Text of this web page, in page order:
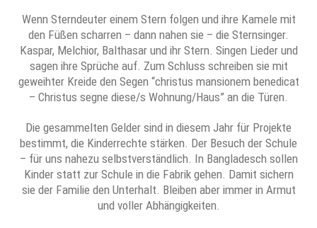
Wenn Sterndeuter einem Stern folgen und ihre Kamele mit
den Füßen scharren – dann nahen sie – die Sternsinger.
Kaspar, Melchior, Balthasar und ihr Stern. Singen Lieder und
sagen ihre Sprüche auf. Zum Schluss schreiben sie mit
geweihter Kreide den Segen “christus mansionem benedicat
– Christus segne diese/s Wohnung/Haus” an die Türen.
Die gesammelten Gelder sind in diesem Jahr für Projekte
bestimmt, die Kinderrechte stärken. Der Besuch der Schule
– für uns nahezu selbstverständlich. In Bangladesch sollen
Kinder statt zur Schule in die Fabrik gehen. Damit sichern
sie der Familie den Unterhalt. Bleiben aber immer in Armut
und voller Abhängigkeiten.